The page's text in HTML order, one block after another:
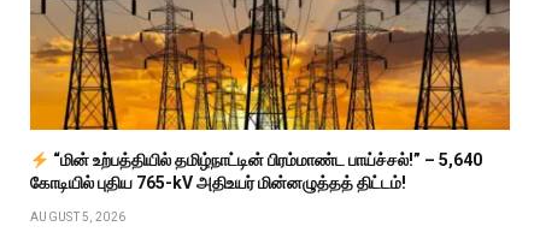
“மின் உற்பத்தியில் தமிழ்நாட்டின் பிரம்மாண்ட பாய்ச்சல்!” – ₹5,640
கோடியில் புதிய 765-kV அதிஉயர் மின்னழுத்தத் திட்டம்!
AUGUST 5, 2026